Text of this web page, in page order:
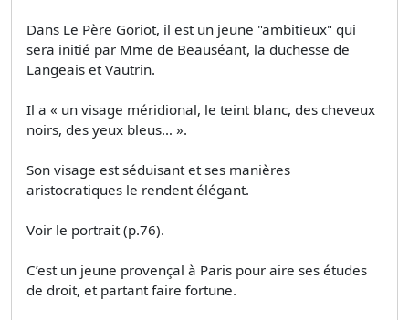
Dans Le Père Goriot, il est un jeune "ambitieux" qui
sera initié par Mme de Beauséant, la duchesse de
Langeais et Vautrin.
Il a « un visage méridional, le teint blanc, des cheveux
noirs, des yeux bleus… ».
Son visage est séduisant et ses manières
aristocratiques le rendent élégant.
Voir le portrait (p.76).
C’est un jeune provençal à Paris pour aire ses études
de droit, et partant faire fortune.